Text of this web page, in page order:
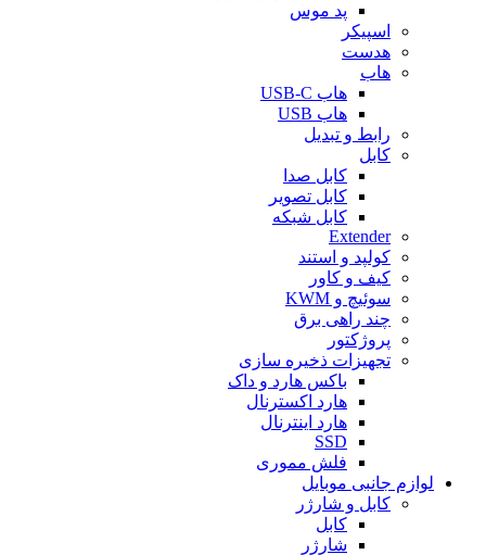
پد موس
اسپیکر
هدست
هاب
هاب USB-C
هاب USB
رابط و تبدیل
کابل
کابل صدا
کابل تصویر
کابل شبکه
Extender
کولپد و استند
کیف و کاور
سوئیچ و KWM
چند راهی برق
پروژکتور
تجهیزات ذخیره سازی
باکس هارد و داک
هارد اکسترنال
هارد اینترنال
SSD
فلش مموری
لوازم جانبی موبایل
کابل و شارژر
کابل
شارژر